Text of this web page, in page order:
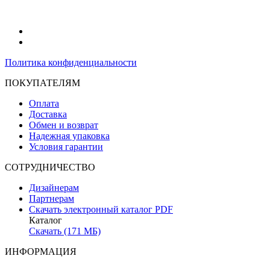
Политика конфиденциальности
ПОКУПАТЕЛЯМ
Оплата
Доставка
Обмен и возврат
Надежная упаковка
Условия гарантии
СОТРУДНИЧЕСТВО
Дизайнерам
Партнерам
Скачать электронный каталог PDF
Каталог
Скачать (171 МБ)
ИНФОРМАЦИЯ